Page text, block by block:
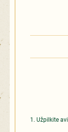
Užpilkite